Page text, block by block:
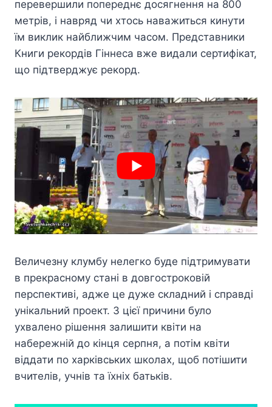
перевершили попереднє досягнення на 800
метрів, і навряд чи хтось наважиться кинути
їм виклик найближчим часом. Представники
Книги рекордів Гіннеса вже видали сертифікат,
що підтверджує рекорд.
Величезну клумбу нелегко буде підтримувати
в прекрасному стані в довгостроковій
перспективі, адже це дуже складний і справді
унікальний проект. З цієї причини було
ухвалено рішення залишити квіти на
набережній до кінця серпня, а потім квіти
віддати по харківських школах, щоб потішити
вчителів, учнів та їхніх батьків.